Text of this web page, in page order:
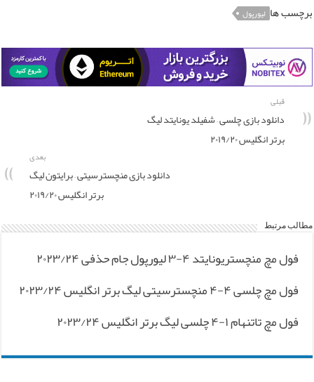
برچسب ها لیورپول
قبلی
دانلود بازی چلسی – شفیلد یونایتد لیگ
برتر انگلیس ۲۰۱۹/۲۰
بعدی
دانلود بازی منچسترسیتی – برایتون لیگ
برتر انگلیس ۲۰۱۹/۲۰
مطالب مرتبط
فول مچ منچستریونایتد ۴-۳ لیورپول جام حذفی ۲۰۲۳/۲۴
فول مچ چلسی ۴-۴ منچسترسیتی لیگ برتر انگلیس ۲۰۲۳/۲۴
فول مچ تاتنهام ۱-۴ چلسی لیگ برتر انگلیس ۲۰۲۳/۲۴